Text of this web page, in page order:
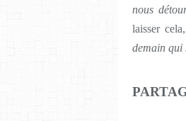
nous
laisser
demain qui